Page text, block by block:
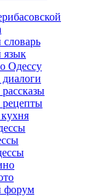
язык
Одессу
рецепты
форум